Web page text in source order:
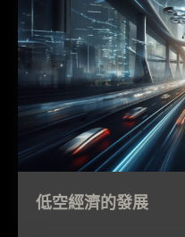
低空經濟的發展